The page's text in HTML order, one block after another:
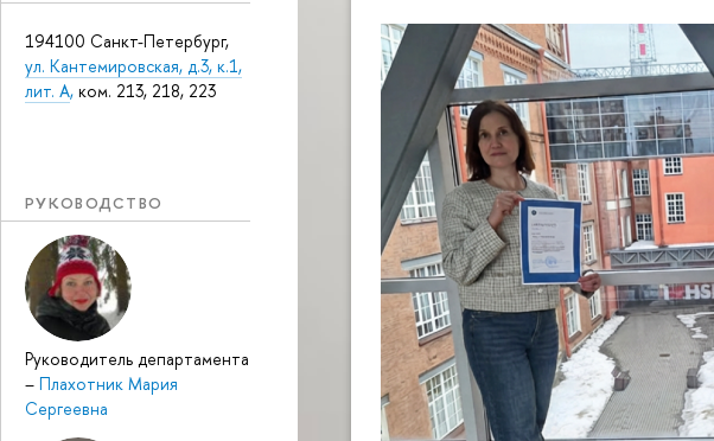
194100 Санкт-Петербург,
ул. Кантемировская, д.3, к.1,
лит. А, ком. 213, 218, 223
РУКОВОДСТВО
Руководитель департамента
– Плахотник Мария
Сергеевна